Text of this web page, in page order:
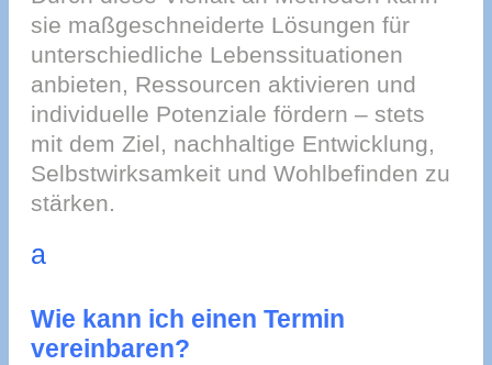
sie maßgeschneiderte Lösungen für
unterschiedliche Lebenssituationen
anbieten, Ressourcen aktivieren und
individuelle Potenziale fördern – stets
mit dem Ziel, nachhaltige Entwicklung,
Selbstwirksamkeit und Wohlbefinden zu
stärken.
a
Wie kann ich einen Termin
vereinbaren?